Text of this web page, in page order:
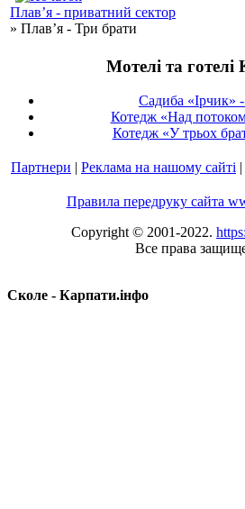
Плав’я - приватний сектор
» Плав’я - Три брати
Мотелі та готелі
Садиба «Ірчик»
Котедж «Над
Котедж «У трьох
Партнери | Реклама на нашому сайті |
Правила передруку сайта
Copyright © 2001-2022.
Все права
Сколе - Карпати.інфо